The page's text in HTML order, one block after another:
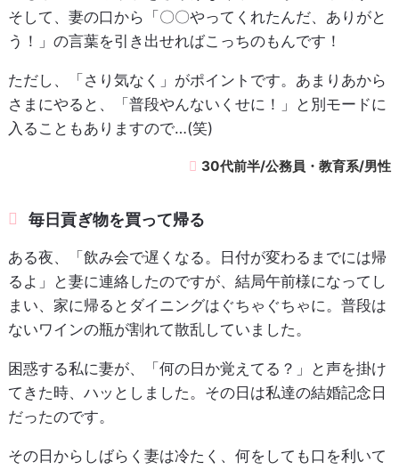
そして、妻の口から「〇〇やってくれたんだ、ありがと
う！」の言葉を引き出せればこっちのもんです！
ただし、「さり気なく」がポイントです。あまりあから
さまにやると、「普段やんないくせに！」と別モードに
入ることもありますので…(笑)
30代前半/公務員・教育系/男性
毎日貢ぎ物を買って帰る
ある夜、「飲み会で遅くなる。日付が変わるまでには帰
るよ」と妻に連絡したのですが、結局午前様になってし
まい、家に帰るとダイニングはぐちゃぐちゃに。普段は
ないワインの瓶が割れて散乱していました。
困惑する私に妻が、「何の日か覚えてる？」と声を掛け
てきた時、ハッとしました。その日は私達の結婚記念日
だったのです。
その日からしばらく妻は冷たく、何をしても口を利いて